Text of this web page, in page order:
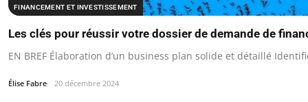
FINANCEMENT ET INVESTISSEMENT
Les clés pour réussir votre dossier de demande de
EN BREF Élaboration d’un business plan solide et détaillé
Élise Fabre 20 décembre 2024